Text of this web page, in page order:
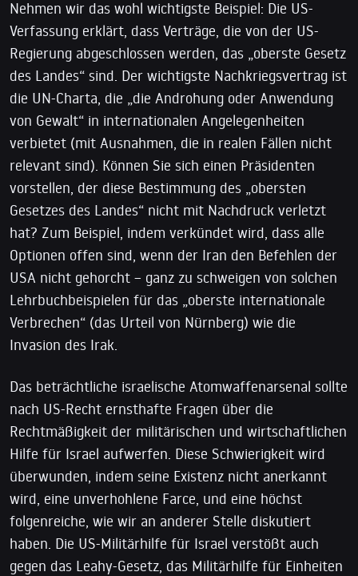
Nehmen wir das wohl wichtigste Beispiel: Die US-
Verfassung erklärt, dass Verträge, die von der US-
Regierung abgeschlossen werden, das „oberste Gesetz
des Landes“ sind. Der wichtigste Nachkriegsvertrag ist
die UN-Charta, die „die Androhung oder Anwendung
von Gewalt“ in internationalen Angelegenheiten
verbietet (mit Ausnahmen, die in realen Fällen nicht
relevant sind). Können Sie sich einen Präsidenten
vorstellen, der diese Bestimmung des „obersten
Gesetzes des Landes“ nicht mit Nachdruck verletzt
hat? Zum Beispiel, indem verkündet wird, dass alle
Optionen offen sind, wenn der Iran den Befehlen der
USA nicht gehorcht – ganz zu schweigen von solchen
Lehrbuchbeispielen für das „oberste internationale
Verbrechen“ (das Urteil von Nürnberg) wie die
Invasion des Irak.
Das beträchtliche israelische Atomwaffenarsenal sollte
nach US-Recht ernsthafte Fragen über die
Rechtmäßigkeit der militärischen und wirtschaftlichen
Hilfe für Israel aufwerfen. Diese Schwierigkeit wird
überwunden, indem seine Existenz nicht anerkannt
wird, eine unverhohlene Farce, und eine höchst
folgenreiche, wie wir an anderer Stelle diskutiert
haben. Die US-Militärhilfe für Israel verstößt auch
gegen das Leahy-Gesetz, das Militärhilfe für Einheiten